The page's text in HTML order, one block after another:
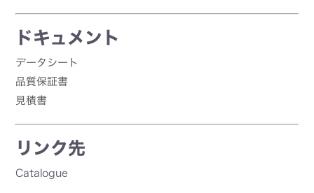
ドキュメント
データシート
品質保証書
見積書
リンク先
Catalogue